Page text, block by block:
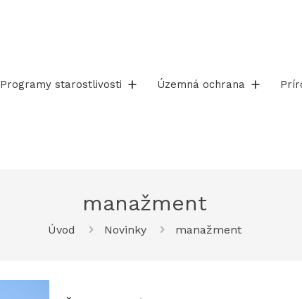
Programy starostlivosti Územná ochrana
manažment
Úvod Novinky manažment